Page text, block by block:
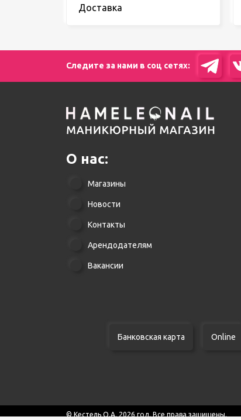
Доставка
Следите за нами в соц сетях:
О нас:
Магазины
Новости
Контакты
Арендодателям
Вакансии
Банковская карта Online
© Кестель О.А. 2026 год. Все права защищены.